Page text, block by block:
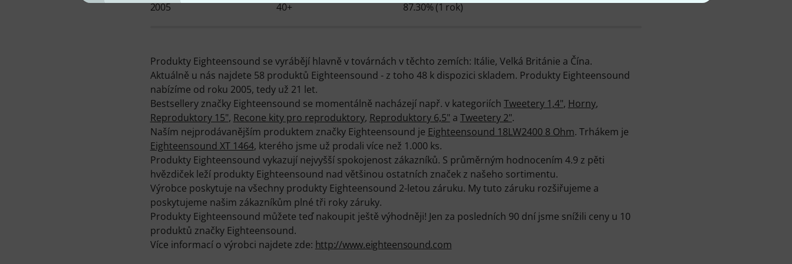
2005 40+ 87.30% (1 rok)
Produkty Eighteensound se vyrábějí hlavně v továrnách v těchto zemích: Itálie, Velká Británie a Čína.
Aktuálně u nás najdete 58 produktů Eighteensound - z toho 48 k dispozici skladem. Produkty Eighteensound
nabízíme od roku 2005, tedy už 21 let.
Bestsellery značky Eighteensound se momentálně nacházejí např. v kategoriích Tweetery 1,4", Horny,
Reproduktory 15", Recone kity pro reproduktory, Reproduktory 6,5" a Tweetery 2".
Naším nejprodávanějším produktem značky Eighteensound je Eighteensound 18LW2400 8 Ohm. Trhákem je
Eighteensound XT 1464, kterého jsme už prodali více než 1.000 ks.
Produkty Eighteensound vykazují nejvyšší spokojenost zákazníků. S průměrným hodnocením 4.9 z pěti
hvězdiček leží produkty Eighteensound nad většinou ostatních značek z našeho sortimentu.
Výrobce poskytuje na všechny produkty Eighteensound 2-letou záruku. My tuto záruku rozšiřujeme a
poskytujeme našim zákazníkům plné tři roky záruky.
Produkty Eighteensound můžete teď nakoupit ještě výhodněji! Jen za posledních 90 dní jsme snížili ceny u 10
produktů značky Eighteensound.
Více informací o výrobci najdete zde: http://www.eighteensound.com